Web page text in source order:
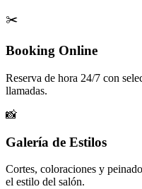
✂️
Booking Online
Reserva de hora 24/7 con
llamadas.
📸
Galería de Estilos
Cortes, coloraciones y
el estilo del salón.